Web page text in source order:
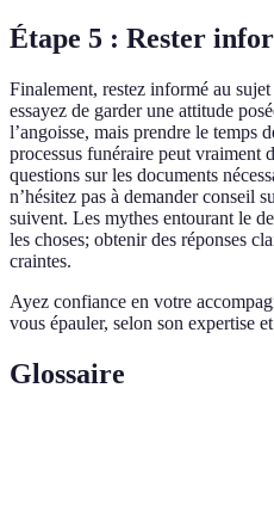
Étape 5 : Rester
Finalement, restez informé au
essayez de garder une attitude
l’angoisse, mais prendre le temps
processus funéraire peut vraiment
questions sur les documents
n’hésitez pas à demander conseil
suivent. Les mythes entourant le
les choses; obtenir des réponses
craintes.
Ayez confiance en votre
vous épauler, selon son expertise
Glossaire